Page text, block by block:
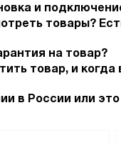
и
товары?
на товар?
товар, и когда
в России или